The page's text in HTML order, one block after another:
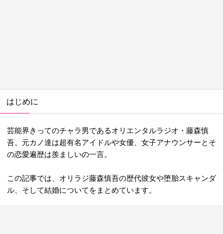
はじめに
芸能界きってのチャラ男であるオリエンタルラジオ・藤森慎
吾。元カノ達は超有名アイドルや女優、女子アナウンサーとそ
の恋愛遍歴は羨ましいの一言。
この記事では、オリラジ藤森慎吾の歴代彼女や堕胎スキャンダ
ル、そして結婚についてをまとめています。